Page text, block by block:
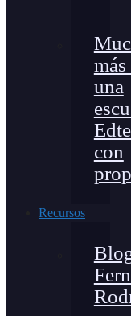
una
con
Recursos